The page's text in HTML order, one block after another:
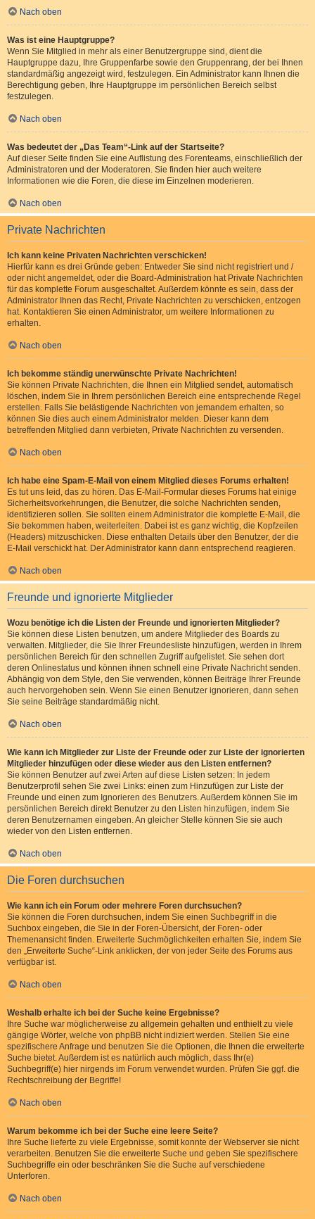
Nach oben
Was ist eine Hauptgruppe?
Wenn Sie Mitglied in mehr als einer Benutzergruppe sind, dient die
Hauptgruppe dazu, Ihre Gruppenfarbe sowie den Gruppenrang, der bei Ihnen
standardmäßig angezeigt wird, festzulegen. Ein Administrator kann Ihnen die
Berechtigung geben, Ihre Hauptgruppe im persönlichen Bereich selbst
festzulegen.
Nach oben
Was bedeutet der „Das Team“-Link auf der Startseite?
Auf dieser Seite finden Sie eine Auflistung des Forenteams, einschließlich der
Administratoren und der Moderatoren. Sie finden hier auch weitere
Informationen wie die Foren, die diese im Einzelnen moderieren.
Nach oben
Private Nachrichten
Ich kann keine Privaten Nachrichten verschicken!
Hierfür kann es drei Gründe geben: Entweder Sie sind nicht registriert und /
oder nicht angemeldet, oder die Board-Administration hat Private Nachrichten
für das komplette Forum ausgeschaltet. Außerdem könnte es sein, dass der
Administrator Ihnen das Recht, Private Nachrichten zu verschicken, entzogen
hat. Kontaktieren Sie einen Administrator, um weitere Informationen zu
erhalten.
Nach oben
Ich bekomme ständig unerwünschte Private Nachrichten!
Sie können Private Nachrichten, die Ihnen ein Mitglied sendet, automatisch
löschen, indem Sie in Ihrem persönlichen Bereich eine entsprechende Regel
erstellen. Falls Sie belästigende Nachrichten von jemandem erhalten, so
können Sie dies auch einem Administrator melden. Dieser kann dem
betreffenden Mitglied dann verbieten, Private Nachrichten zu versenden.
Nach oben
Ich habe eine Spam-E-Mail von einem Mitglied dieses Forums erhalten!
Es tut uns leid, das zu hören. Das E-Mail-Formular dieses Forums hat einige
Sicherheitsvorkehrungen, die Benutzer, die solche Nachrichten senden,
identifizieren sollen. Sie sollten einem Administrator die komplette E-Mail, die
Sie bekommen haben, weiterleiten. Dabei ist es ganz wichtig, die Kopfzeilen
(Headers) mitzuschicken. Diese enthalten Details über den Benutzer, der die
E-Mail verschickt hat. Der Administrator kann dann entsprechend reagieren.
Nach oben
Freunde und ignorierte Mitglieder
Wozu benötige ich die Listen der Freunde und ignorierten Mitglieder?
Sie können diese Listen benutzen, um andere Mitglieder des Boards zu
verwalten. Mitglieder, die Sie Ihrer Freundesliste hinzufügen, werden in Ihrem
persönlichen Bereich für den schnellen Zugriff aufgelistet. Sie sehen dort
deren Onlinestatus und können ihnen schnell eine Private Nachricht senden.
Abhängig von dem Style, den Sie verwenden, können Beiträge Ihrer Freunde
auch hervorgehoben sein. Wenn Sie einen Benutzer ignorieren, dann sehen
Sie seine Beiträge standardmäßig nicht.
Nach oben
Wie kann ich Mitglieder zur Liste der Freunde oder zur Liste der ignorierten
Mitglieder hinzufügen oder diese wieder aus den Listen entfernen?
Sie können Benutzer auf zwei Arten auf diese Listen setzen: In jedem
Benutzerprofil sehen Sie zwei Links: einen zum Hinzufügen zur Liste der
Freunde und einen zum Ignorieren des Benutzers. Außerdem können Sie im
persönlichen Bereich direkt Benutzer zu den Listen hinzufügen, indem Sie
deren Benutzernamen eingeben. An gleicher Stelle können Sie sie auch
wieder von den Listen entfernen.
Nach oben
Die Foren durchsuchen
Wie kann ich ein Forum oder mehrere Foren durchsuchen?
Sie können die Foren durchsuchen, indem Sie einen Suchbegriff in die
Suchbox eingeben, die Sie in der Foren-Übersicht, der Foren- oder
Themenansicht finden. Erweiterte Suchmöglichkeiten erhalten Sie, indem Sie
den „Erweiterte Suche“-Link anklicken, der von jeder Seite des Forums aus
verfügbar ist.
Nach oben
Weshalb erhalte ich bei der Suche keine Ergebnisse?
Ihre Suche war möglicherweise zu allgemein gehalten und enthielt zu viele
gängige Wörter, welche von phpBB nicht indiziert werden. Stellen Sie eine
spezifischere Anfrage und benutzen Sie die Optionen, die Ihnen die erweiterte
Suche bietet. Außerdem ist es natürlich auch möglich, dass Ihr(e)
Suchbegriff(e) hier nirgends im Forum verwendet wurden. Prüfen Sie ggf. die
Rechtschreibung der Begriffe!
Nach oben
Warum bekomme ich bei der Suche eine leere Seite?
Ihre Suche lieferte zu viele Ergebnisse, somit konnte der Webserver sie nicht
verarbeiten. Benutzen Sie die erweiterte Suche und geben Sie spezifischere
Suchbegriffe ein oder beschränken Sie die Suche auf verschiedene
Unterforen.
Nach oben